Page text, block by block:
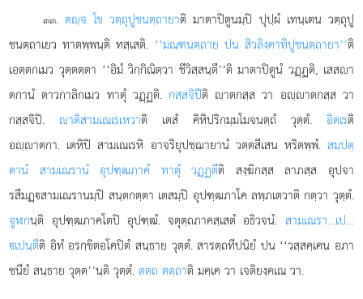
๓๓.ตฺจ โข วตฺถุปูชนตฺถายาติ มาตาปิตูนมฺปิ ปุปฺผํ เทนฺเตน วตฺถุปู
ชนตฺถาเยว ทาตพฺพนฺติ ทสฺเสติ. ‘‘มณฺฑนตฺถาย ปน สิวลิงฺคาทิปูชนตฺถายา’’ติ
เอตฺตกเมว วุตฺตตฺตา ‘‘อิมํ วิกฺกิณิตฺวา ชีวิสฺสนฺตี’’ติ มาตาปิตูนํ วฏฺฏติ, เสสา
ตกานํ ตาวกาลิกเมว ทาตุํ วฏฺฏติ. กสฺสจิปีติ าตกสฺส วา อฺาตกสฺส วา
กสฺสจิปิ.าติสามเณเรเหวาติ เตสํ คิหิปริกมฺมโมจนตฺถํ วุตฺตํ. อิตเรติ
อฺาตกา. เตหิปิ สามเณเรหิ อาจริยุปชฺฌายานํ วตฺตสีเสน หริตพฺพํ. สมฺปตฺ
ตานํ สามเณรานํ อุปฑฺฒภาคํ ทาตุํ วฏฺฏตีติ สงฺฆิกสฺส ลาภสฺส อุปจา
รสีมฏฺสามเณรานมฺปิ สนฺตกตฺตา เตสมฺปิ อุปฑฺฒภาโค ลพฺภเตวาติ กตฺวา วุตฺตํ.
จูฬกนฺติ อุปฑฺฒภาคโตปิ อุปฑฺฒํ. จตุตฺถภาคสฺเสตํอธิวจนํ. สามเณรา…เป…
เปนฺตีติ อิทํ อรกฺขิตอโคปิตํ สนฺธาย วุตฺตํ. สารตฺถทีปนิยํ ปน ‘‘วสฺสคฺเคน อภา
ชนียํ สนฺธาย วุตฺต’’นฺติ วุตฺตํ.ตตฺถ ตตฺถาติ มคฺเค วา เจติยงฺคเณ วา.